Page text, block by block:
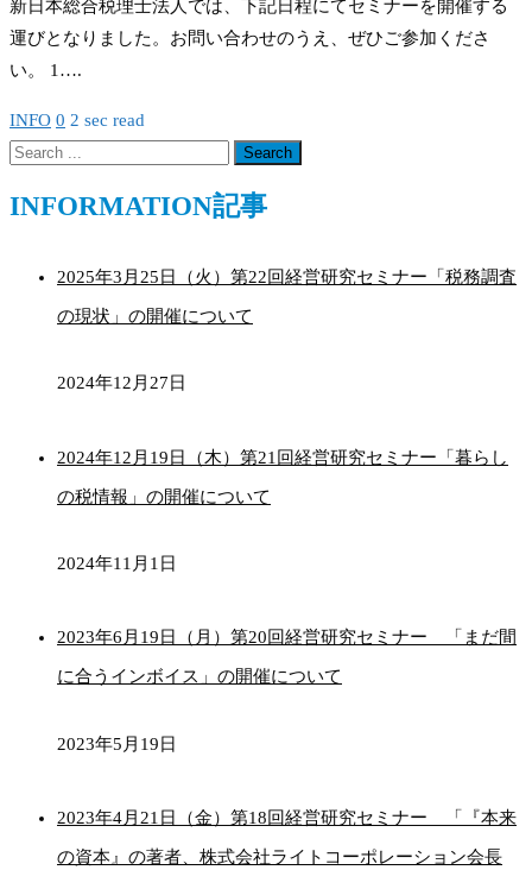
新日本総合税理士法人では、下記日程にてセミナーを開催する
運びとなりました。お問い合わせのうえ、ぜひご参加くださ
い。 1….
INFO 0 2 sec read
INFORMATION記事
2025年3月25日（火）第22回経営研究セミナー「税務調査
の現状」の開催について
2024年12月27日
2024年12月19日（木）第21回経営研究セミナー「暮らし
の税情報」の開催について
2024年11月1日
2023年6月19日（月）第20回経営研究セミナー 「まだ間
に合うインボイス」の開催について
2023年5月19日
2023年4月21日（金）第18回経営研究セミナー 「『本来
の資本』の著者、株式会社ライトコーポレーション会長